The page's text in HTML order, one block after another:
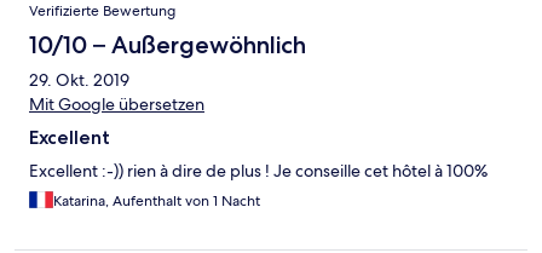
Verifizierte Bewertung
10/10 – Außergewöhnlich
29. Okt. 2019
Mit Google übersetzen
Excellent
Excellent :-)) rien à dire de plus ! Je conseille cet hôtel à 100%
Katarina, Aufenthalt von 1 Nacht